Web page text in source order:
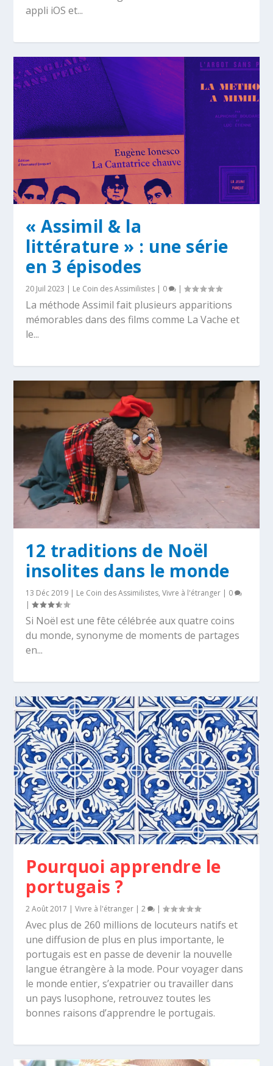
appli iOS et...
« Assimil & la
littérature » : une série
en 3 épisodes
20 Juil 2023 | Le Coin des Assimilistes | 0 |
La méthode Assimil fait plusieurs apparitions
mémorables dans des films comme La Vache et
le...
12 traditions de Noël
insolites dans le monde
13 Déc 2019 | Le Coin des Assimilistes,Vivre à l'étranger | 0
|
Si Noël est une fête célébrée aux quatre coins
du monde, synonyme de moments de partages
en...
Pourquoi apprendre le
portugais ?
2 Août 2017 |Vivre à l'étranger |2 |
Avec plus de 260 millions de locuteurs natifs et
une diffusion de plus en plus importante, le
portugais est en passe de devenir la nouvelle
langue étrangère à la mode. Pour voyager dans
le monde entier, s’expatrier ou travailler dans
un pays lusophone, retrouvez toutes les
bonnes raisons d’apprendre le portugais.